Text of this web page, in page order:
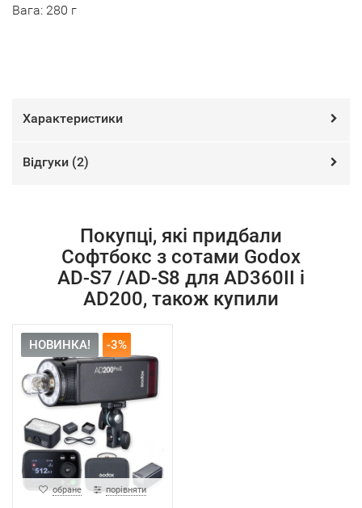
Вага: 280 г
Характеристики
Відгуки (2)
Покупці, які придбали
Софтбокс з сотами Godox
AD-S7 /AD-S8 для AD360II і
AD200, також купили
НОВИНКА! -3%
обране порівняти